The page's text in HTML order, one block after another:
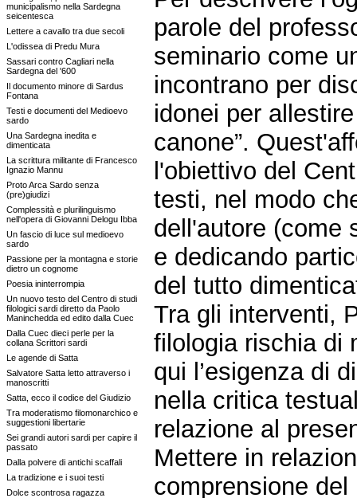
municipalismo nella Sardegna
seicentesca
Lettere a cavallo tra due secoli
L'odissea di Predu Mura
Sassari contro Cagliari nella
Sardegna del '600
Il documento minore di Sardus
Fontana
Testi e documenti del Medioevo
sardo
Una Sardegna inedita e
dimenticata
La scrittura militante di Francesco
Ignazio Mannu
Proto Arca Sardo senza
(pre)giudizi
Complessità e plurilinguismo
nell'opera di Giovanni Delogu Ibba
Un fascio di luce sul medioevo
sardo
Passione per la montagna e storie
dietro un cognome
Poesia ininterrompia
Un nuovo testo del Centro di studi
filologici sardi diretto da Paolo
Maninchedda ed edito dalla Cuec
Dalla Cuec dieci perle per la
collana Scrittori sardi
Le agende di Satta
Salvatore Satta letto attraverso i
manoscritti
Satta, ecco il codice del Giudizio
Tra moderatismo filomonarchico e
suggestioni libertarie
Sei grandi autori sardi per capire il
passato
Dalla polvere di antichi scaffali
La tradizione e i suoi testi
Dolce scontrosa ragazza
parole del
seminario come
incontrano per
idonei per
canone”.
l'obiettivo del
testi, nel modo
dell'autore (come
e dedicando
del tutto
Tra gli interventi,
filologia rischia di
qui l’esigenza di
nella critica
relazione al
Mettere in
comprensione